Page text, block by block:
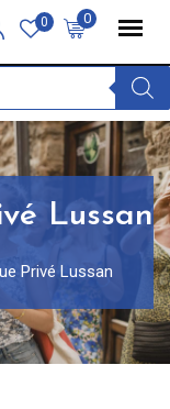
0
0
Lussan
Privé Lussan